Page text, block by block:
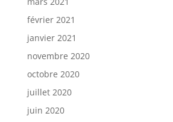
février 2021
janvier 2021
novembre 2020
octobre 2020
juillet 2020
juin 2020